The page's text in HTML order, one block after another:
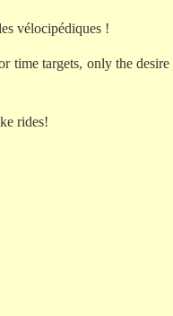
vélocipédiques !
time targets, only the
rides!